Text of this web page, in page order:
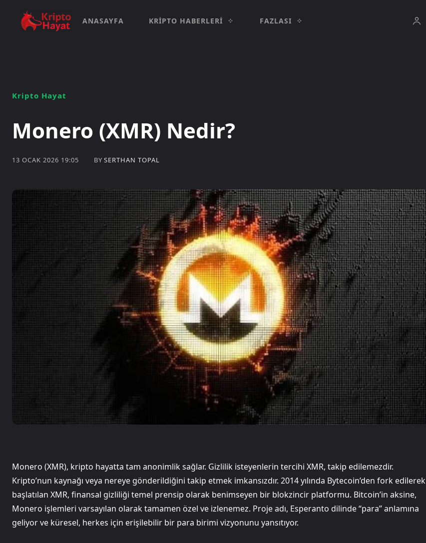
ANASAYFA KRIPTO HABERLERI FAZLASI
Kripto Hayat
Monero (XMR) Nedir?
13 OCAK 2026 19:05 BY SERTHAN TOPAL
Monero (XMR), kripto hayatta tam anonimlik sağlar. Gizlilik isteyenlerin tercihi XMR, takip edilemezdir.
Kripto’nun kaynağı veya nereye gönderildiğini takip etmek imkansızdır. 2014 yılında Bytecoin’den fork edilerek
başlatılan XMR, finansal gizliliği temel prensip olarak benimseyen bir blokzincir platformu. Bitcoin’in aksine,
Monero işlemleri varsayılan olarak tamamen özel ve izlenemez. Proje adı, Esperanto dilinde “para” anlamına
geliyor ve küresel, herkes için erişilebilir bir para birimi vizyonunu yansıtıyor.